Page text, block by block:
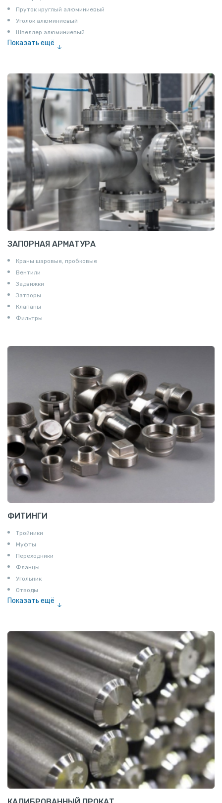
Пруток круглый алюминиевый
Уголок алюминиевый
Швеллер алюминиевый
Показать ещё
Шина электротехническая
Алюминиевая плита
Z профиль алюминиевый
Т профиль алюминиевый
Пруток квадратный алюминиевый
Полоса алюминиевая
Пруток шестигранный алюминиевый
ЗАПОРНАЯ АРМАТУРА
Краны шаровые, пробковые
Вентили
Задвижки
Затворы
Клапаны
Фильтры
ФИТИНГИ
Тройники
Муфты
Переходники
Фланцы
Угольник
Отводы
Показать ещё
Соединение «американка»
Штуцеры
Сгоны
Удлинители для труб
Крестовины
Контргайки